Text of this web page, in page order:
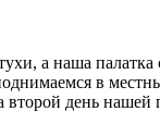
а наша
в
день нашей